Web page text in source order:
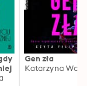
Gen zła
Katarzyna